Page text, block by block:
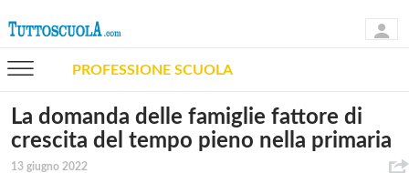
PROFESSIONE SCUOLA
La domanda delle famiglie fattore di
crescita del tempo pieno nella primaria
13 giugno 2022